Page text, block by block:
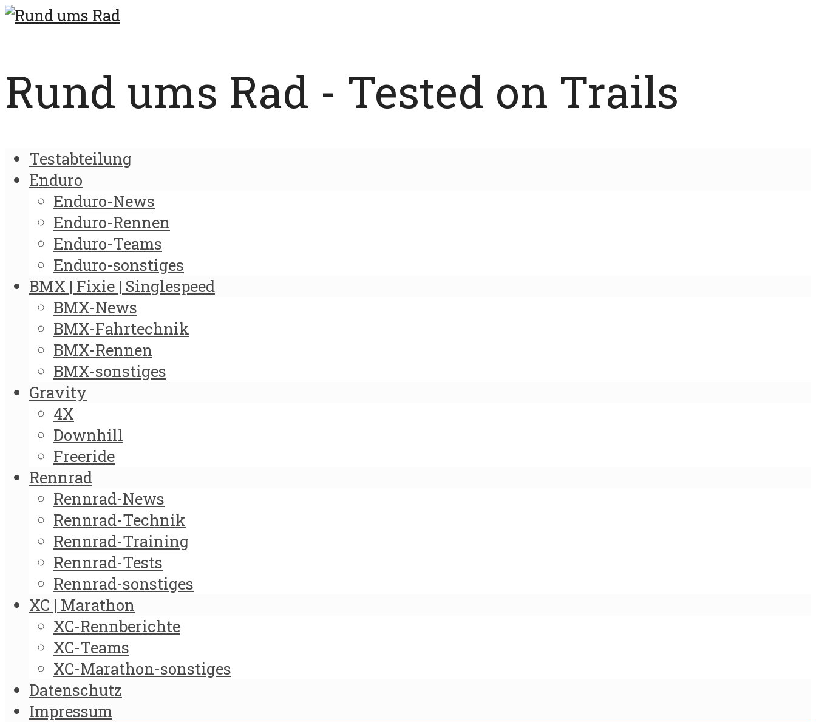
Rund ums Rad - Tested on Trails
Testabteilung
Enduro
Enduro-News
Enduro-Rennen
Enduro-Teams
Enduro-sonstiges
BMX | Fixie | Singlespeed
BMX-News
BMX-Fahrtechnik
BMX-Rennen
BMX-sonstiges
Gravity
4X
Downhill
Freeride
Rennrad
Rennrad-News
Rennrad-Technik
Rennrad-Training
Rennrad-Tests
Rennrad-sonstiges
XC | Marathon
XC-Rennberichte
XC-Teams
XC-Marathon-sonstiges
Datenschutz
Impressum